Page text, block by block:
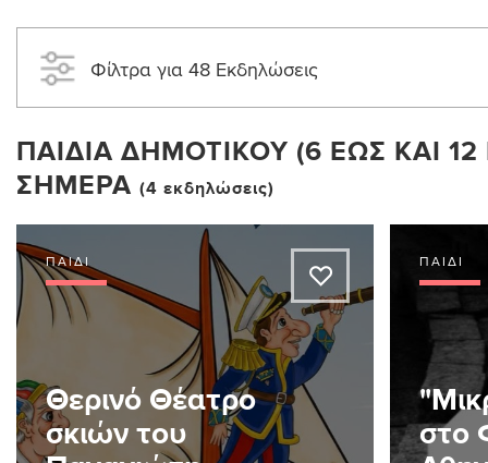
Φίλτρα για 48 Εκδηλώσεις
ΠΑΙΔΙΆ ΔΗΜΟΤΙΚΟΎ (6 ΈΩΣ ΚΑΙ
ΣΉΜΕΡΑ (4 εκδηλώσεις)
ΠΑΙΔΊ
A
Θερινό Θέατρο
σκιών του
ΠΑΙΔΊ
στο